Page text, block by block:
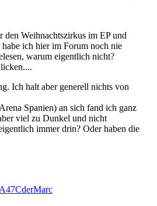
den Weihnachtszirkus im EP und
habe ich hier im Forum noch nie
warum eigentlich nicht?
Ich halt aber generell nichts von
Spanien) an sich fand ich ganz
viel zu Dunkel und nicht
immer drin? Oder haben die
A47CderMarc